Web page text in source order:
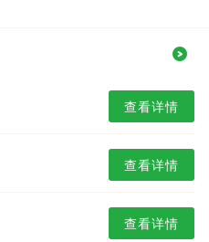
查看详情
查看详情
查看详情